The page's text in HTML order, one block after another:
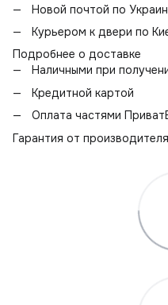
Новой почтой по
Курьером к двери по
Подробнее о доставке
Наличными при
Кредитной картой
Оплата частями
Гарантия от